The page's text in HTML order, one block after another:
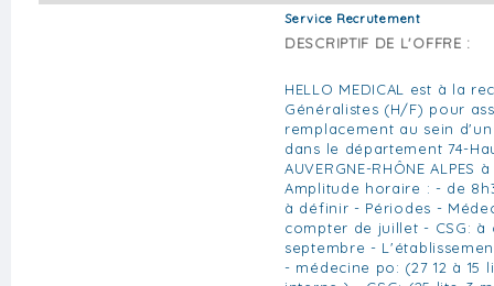
Service Recrutement
DESCRIPTIF DE L'OFFRE :
HELLO MEDICAL est à la
Généralistes (H/F) pour
remplacement au sein
dans le département 74-
AUVERGNE-RHÔNE ALPES
Amplitude horaire : - de
à définir - Périodes -
compter de juillet - CSG:
septembre -
- médecine po: (27 12 à 15